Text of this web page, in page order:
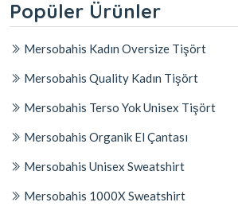
Popüler Ürünler
Mersobahis Kadın Oversize Tişört
Mersobahis Quality Kadın Tişört
Mersobahis Terso Yok Unisex Tişört
Mersobahis Organik El Çantası
Mersobahis Unisex Sweatshirt
Mersobahis 1000X Sweatshirt